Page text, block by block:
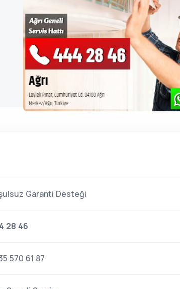
Garanti Desteği
28 46
570 61 87